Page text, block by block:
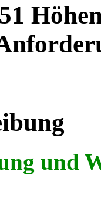
und